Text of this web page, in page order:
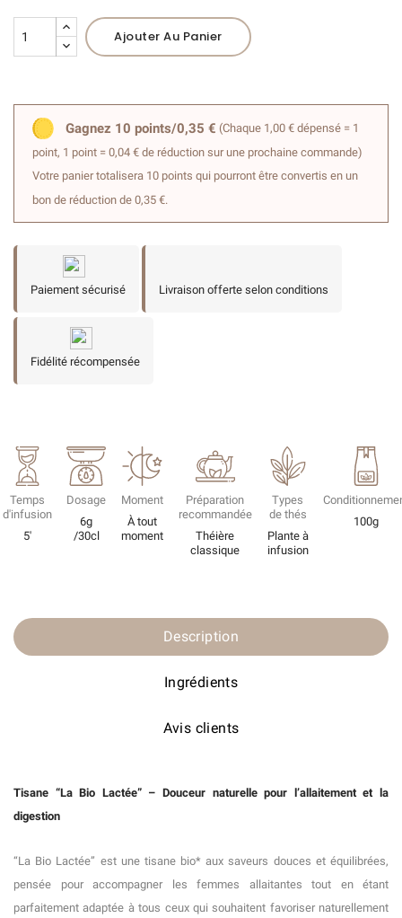
(1 avis)
Ajouter Au Panier
Gagnez 10 points/0,35 € (Chaque 1,00 € dépensé = 1
point, 1 point = 0,04 € de réduction sur une prochaine commande)
Votre panier totalisera 10 points qui pourront être convertis en un
bon de réduction de 0,35 €.
Paiement sécurisé Livraison offerte selon conditions
Fidélité récompensée
Temps
d'infusion
5'
Dosage
6g
/30cl
Moment
À tout
moment
Préparation
recommandée
Théière
classique
Types
de thés
Plante à
infusion
100g
Description
Ingrédients
Avis clients
Tisane “La Bio Lactée” – Douceur naturelle pour l’allaitement et la
digestion
“La Bio Lactée” est une tisane bio* aux saveurs douces et équilibrées,
pensée pour accompagner les femmes allaitantes tout en étant
parfaitement adaptée à tous ceux qui souhaitent favoriser naturellement